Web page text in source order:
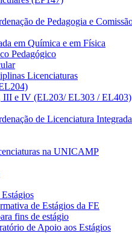
de Pedagogia e
em Química e em Física
Pedagógico
Licenciaturas
III e IV (EL203/ EL303 / EL403)
de Licenciatura
na UNICAMP
de Estágios da FE
fins de estágio
de Apoio aos Estágios